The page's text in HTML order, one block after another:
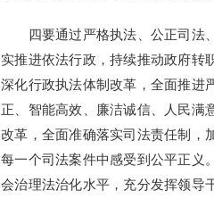
四要通过严格执法、公正司法、
实推进依法行政，持续推动政府转
深化行政执法体制改革，全面推进
正、智能高效、廉洁诚信、人民满
改革，全面准确落实司法责任制，
每一个司法案件中感受到公平正义
会治理法治化水平，充分发挥领导